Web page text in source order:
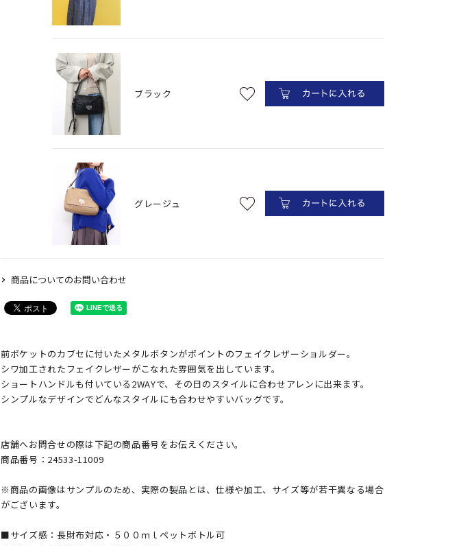
ブラック
グレージュ
商品についてのお問い合わせ
前ポケットのカブセに付いたメタルボタンがポイントのフェイクレザーショルダー。
シワ加工されたフェイクレザーがこなれた雰囲気を出しています。
ショートハンドルも付いている2WAYで、その日のスタイルに合わせアレンに出来ます。
シンプルなデザインでどんなスタイルにも合わせやすいバッグです。
店舗へお問合せの際は下記の商品番号をお伝えください。
商品番号：24533-11009
※商品の画像はサンプルのため、実際の製品とは、仕様や加工、サイズ等が若干異なる場合
がございます。
■サイズ感：長財布対応・５００ｍｌペットボトル可